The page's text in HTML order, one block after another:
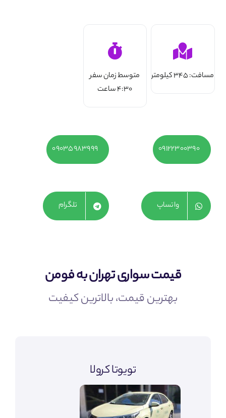
مسافت: 345 کیلومتر
متوسط زمان سفر
4:30 ساعت
09122300390 ۰۹۰۳۵۹۸۳۹۹۹
واتساپ تلگرام
قیمت سواری تهران به فومن
بهترین قیمت، بالاترین کیفیت
تویوتا کرولا